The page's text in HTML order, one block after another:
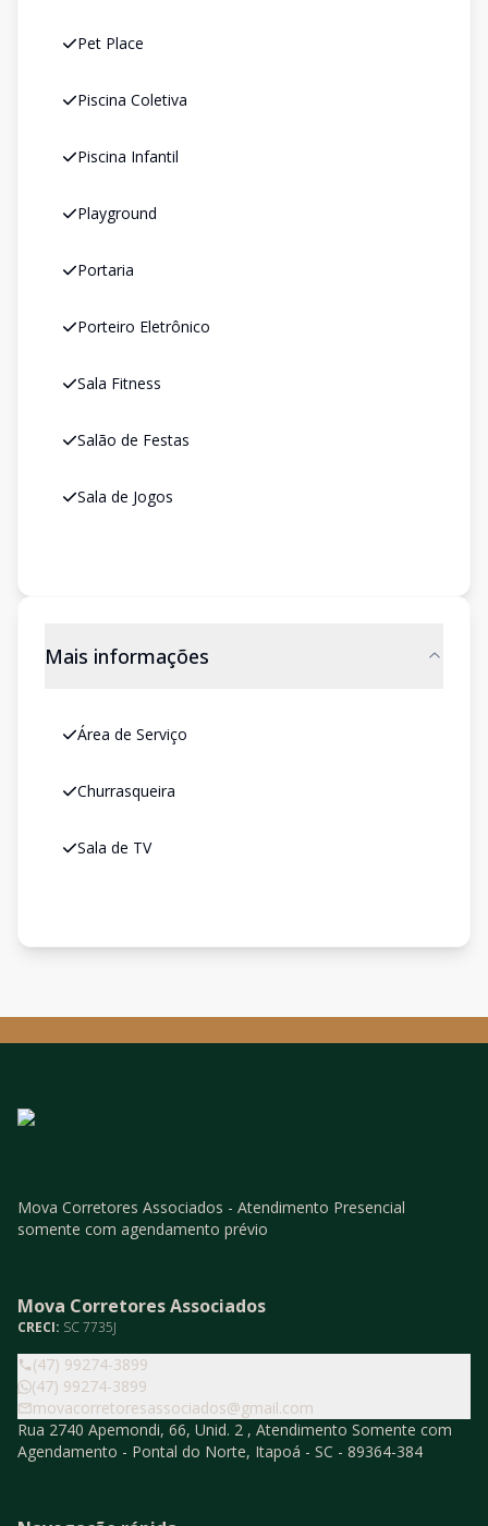
Pet Place
Piscina Coletiva
Piscina Infantil
Playground
Portaria
Porteiro Eletrônico
Sala Fitness
Salão de Festas
Sala de Jogos
Mais informações
Área de Serviço
Churrasqueira
Sala de TV
Mova Corretores Associados - Atendimento Presencial
somente com agendamento prévio
Mova Corretores Associados
CRECI: SC 7735J
(47) 99274-3899
(47) 99274-3899
movacorretoresassociados@gmail.com
Rua 2740 Apemondi, 66, Unid. 2 , Atendimento Somente com
Agendamento - Pontal do Norte, Itapoá - SC - 89364-384